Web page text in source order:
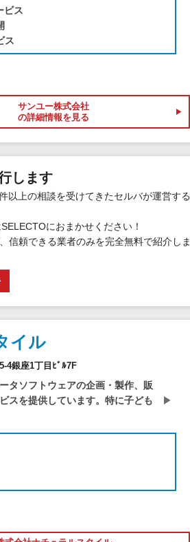
ビス
ス
サンユー株式会社
の詳細情報を見る
します
以上の相談を受けてきたセルバが運営する
におまかせください！
信頼できる業者のみを完全無料で紹介しま
イル
4銀座1丁目ﾋﾞﾙ7F
タソフトウェアの企画・製作、販
スを提供しています。特に子ども